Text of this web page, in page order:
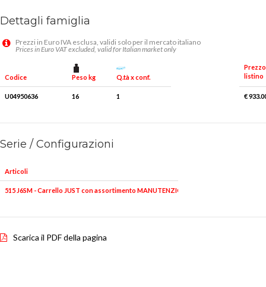
Dettagli famiglia
Prezzi in Euro IVA esclusa, validi solo per il mercato italiano
Prices in Euro VAT excluded, valid for Italian market only
Codice Peso kg Q.tà x conf.
Prezzo
listino
U04950636 16 1 €
Serie / Configurazioni
Articoli
515 J6SM - Carrello JUST con assortimento MANUTENZIONE 495 JSM (265 pz)
Scarica il PDF della pagina